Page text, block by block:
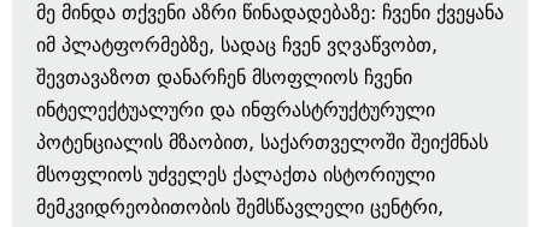
მე მინდა თქვენი აზრი წინადადებაზე: ჩვენი ქვეყანა
იმ პლატფორმებზე, სადაც ჩვენ ვღვაწვობთ,
შევთავაზოთ დანარჩენ მსოფლიოს ჩვენი
ინტელექტუალური და ინფრასტრუქტურული
პოტენციალის მზაობით, საქართველოში შეიქმნას
მსოფლიოს უძველეს ქალაქთა ისტორიული
მემკვიდრეობითობის შემსწავლელი ცენტრი,